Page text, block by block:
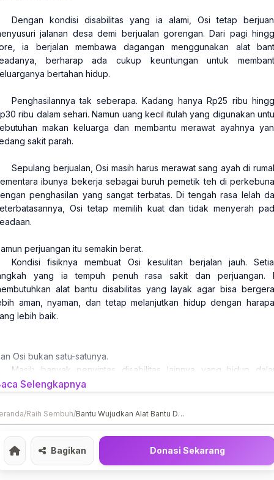
Dengan kondisi disabilitas yang ia alami, Osi tetap
jalanan desa demi berjualan gorengan. Dari pagi
ia berjalan membawa dagangan menggunakan alat
berharap ada cukup keuntungan untuk
bertahan hidup.
Penghasilannya tak seberapa. Kadang hanya Rp25 ribu
ribu dalam sehari. Namun uang kecil itulah yang digunakan
makan keluarga dan membantu merawat ayahnya
sakit parah.
Sepulang berjualan, Osi masih harus merawat sang ayah di
ibunya bekerja sebagai buruh pemetik teh di
penghasilan yang sangat terbatas. Di tengah rasa lelah
Osi tetap memilih kuat dan tidak menyerah
perjuangan itu semakin berat.
Kondisi fisiknya membuat Osi kesulitan berjalan jauh.
yang ia tempuh penuh rasa sakit dan perjuangan.
alat bantu disabilitas yang layak agar bisa
aman, nyaman, dan tetap melanjutkan hidup dengan
lebih baik.
Osi bukan satu-satunya.
Masih banyak penyintas disabilitas lainnya yang hidup
tetapi tetap berjuang demi keluarga dan masa depan
kesempatan untuk bisa hidup lebih mandiri dan terus
Mari bantu wujudkan alat bantu disabilitas untuk Osi dan para
pejuang disabilitas lainnya.
Selengkapnya
/Raih Sembuh/ Bantu Wujudkan Alat Bantu Disabilitas Untuk Osi Dan Penyintas Lainnya
Home
Bagikan Donasi Sekarang